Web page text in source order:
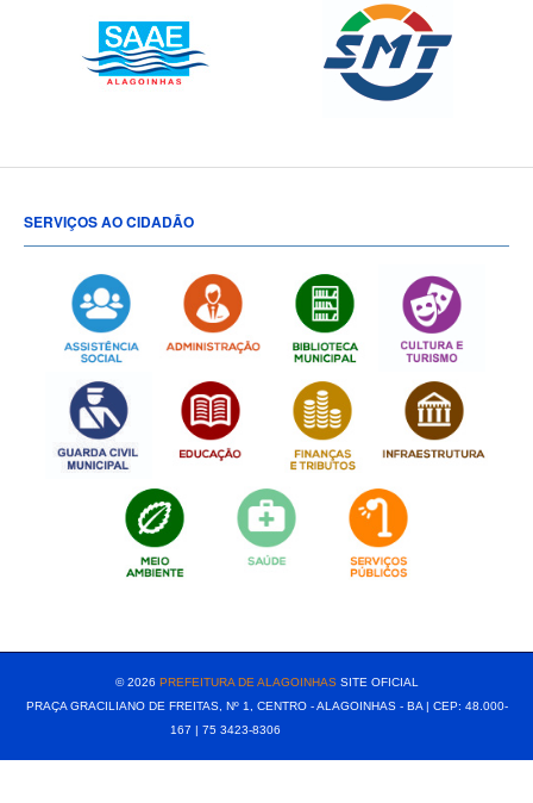
SERVIÇOS AO CIDADÃO
© 2026 PREFEITURA DE ALAGOINHASSITE OFICIAL
PRAÇA GRACILIANO DE FREITAS, Nº 1, CENTRO - ALAGOINHAS - BA | CEP: 48.000-
167 | 75 3423-8306⠀⠀⠀⠀⠀⠀⠀⠀⠀⠀